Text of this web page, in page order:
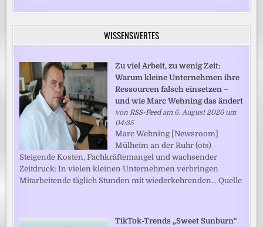
WISSENSWERTES
Zu viel Arbeit, zu wenig Zeit:
Warum kleine Unternehmen ihre
Ressourcen falsch einsetzen –
und wie Marc Wehning das ändert
von RSS-Feedam 6. August 2026 um
04:35
Marc Wehning [Newsroom]
Mülheim an der Ruhr (ots) –
Steigende Kosten, Fachkräftemangel und wachsender
Zeitdruck: In vielen kleinen Unternehmen verbringen
Mitarbeitende täglich Stunden mit wiederkehrenden... Quelle
TikTok-Trends „Sweet Sunburn“